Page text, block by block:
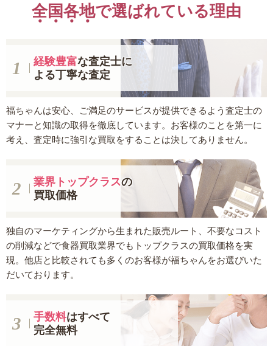
全国各地で選ばれている理由
経験豊富な査定士に
よる丁寧な査定
福ちゃんは安心、ご満足のサービスが提供できるよう査定士の
マナーと知識の取得を徹底しています。お客様のことを第一に
考え、査定時に強引な買取をすることは決してありません。
業界トップクラスの
買取価格
独自のマーケティングから生まれた販売ルート、不要なコスト
の削減などで食器買取業界でもトップクラスの買取価格を実
現。他店と比較されても多くのお客様が福ちゃんをお選びいた
だいております。
手数料はすべて
完全無料